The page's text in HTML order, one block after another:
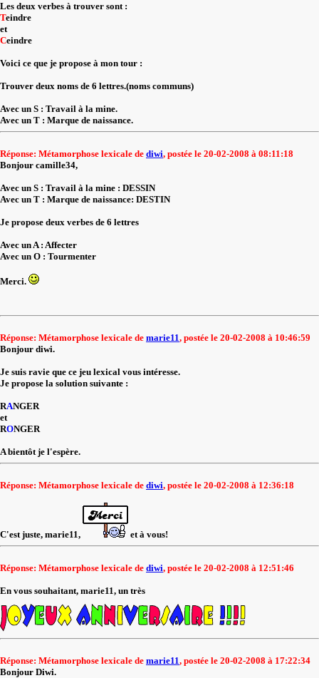
Les deux verbes à trouver sont :
Teindre
et
Ceindre
Voici ce que je propose à mon tour :
Trouver deux noms de 6 lettres.(noms communs)
Avec un S : Travail à la mine.
Avec un T : Marque de naissance.
Réponse: Métamorphose lexicale de diwi, postée le 20-02-2008 à 08:11:18
Bonjour camille34,
Avec un S : Travail à la mine : DESSIN
Avec un T : Marque de naissance: DESTIN
Je propose deux verbes de 6 lettres
Avec un A : Affecter
Avec un O : Tourmenter
Merci.
Réponse: Métamorphose lexicale de marie11, postée le 20-02-2008 à 10:46:59
Bonjour diwi.
Je suis ravie que ce jeu lexical vous intéresse.
Je propose la solution suivante :
RANGER
et
RONGER
A bientôt je l'espère.
Réponse: Métamorphose lexicale de diwi, postée le 20-02-2008 à 12:36:18
C'est juste, marie11, et à vous!
Réponse: Métamorphose lexicale de diwi, postée le 20-02-2008 à 12:51:46
En vous souhaitant, marie11, un très
Réponse: Métamorphose lexicale de marie11, postée le 20-02-2008 à 17:22:34
Bonjour Diwi.